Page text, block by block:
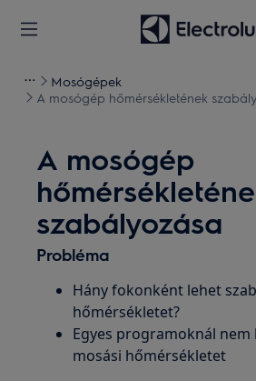
Mosógépek
A mosógép hőmérsékletének
A mosógép
szabályozása
Probléma
Hány fokonként lehet
hőmérsékletet?
Egyes programoknál nem
mosási hőmérsékletet